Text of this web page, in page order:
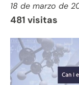
18 de marzo de
481 visitas